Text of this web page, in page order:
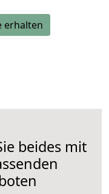
erhalten
beides mit